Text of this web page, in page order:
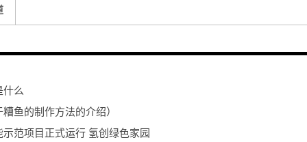
什么
鱼的制作方法的介绍）
范项目正式运行 氢创绿色家园